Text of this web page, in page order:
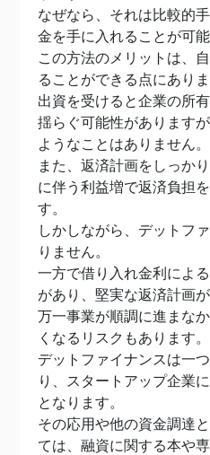
なぜなら、それは比較的
金を手に入れることが可能
この方法のメリットは、
ることができる点にありま
出資を受けると企業の所
揺らぐ可能性があります
ようなことはありません。
また、返済計画をしっか
に伴う利益増で返済負担
す。
しかしながら、デットフ
りません。
一方で借り入れ金利によ
があり、堅実な返済計画
万一事業が順調に進まな
くなるリスクもあります。
デットファイナンスは一
り、スタートアップ企業
となります。
その応用や他の資金調達
ては、融資に関する本や